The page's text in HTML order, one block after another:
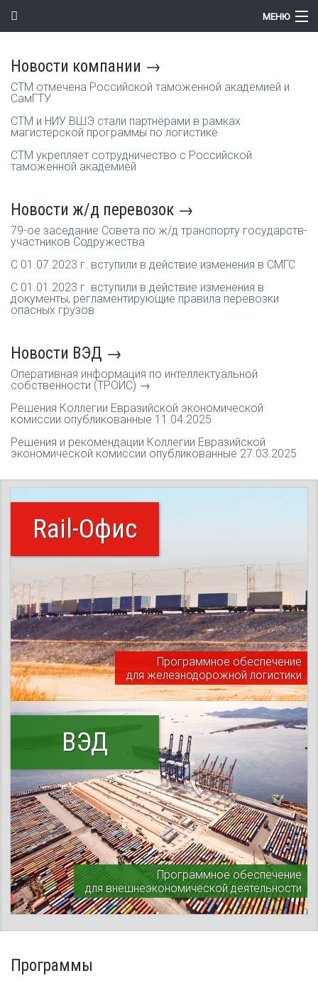
Перейти к основному содержанию
МЕНЮ
Поддержка
Контакты
Новости компании →
СТМ отмечена Российской таможенной академией и
СамГТУ
СТМ и НИУ ВШЭ стали партнёрами в рамках
магистерской программы по логистике
СТМ укрепляет сотрудничество с Российской
таможенной академией
Новости ж/д перевозок →
79-ое заседание Совета по ж/д транспорту государств-
участников Содружества
С 01.07.2023 г. вступили в действие изменения в СМГС
С 01.01.2023 г. вступили в действие изменения в
документы, регламентирующие правила перевозки
опасных грузов
Новости ВЭД →
Оперативная информация по интеллектуальной
собственности (ТРОИС) →
Решения Коллегии Евразийской экономической
комиссии опубликованные 11.04.2025
Решения и рекомендации Коллегии Евразийской
экономической комиссии опубликованные 27.03.2025
Rail-Офис
Программное обеспечение
для железнодорожной логистики
ВЭД
Программное обеспечение
для внешнеэкономической деятельности
Программы